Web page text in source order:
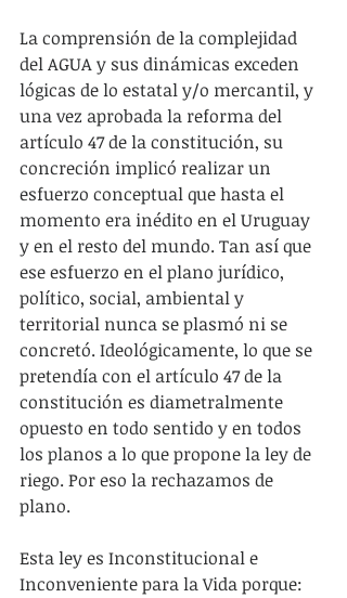
La comprensión de la complejidad
del AGUA y sus dinámicas exceden
lógicas de lo estatal y/o mercantil, y
una vez aprobada la reforma del
artículo 47 de la constitución, su
concreción implicó realizar un
esfuerzo conceptual que hasta el
momento era inédito en el Uruguay
y en el resto del mundo. Tan así que
ese esfuerzo en el plano jurídico,
político, social, ambiental y
territorial nunca se plasmó ni se
concretó. Ideológicamente, lo que se
pretendía con el artículo 47 de la
constitución es diametralmente
opuesto en todo sentido y en todos
los planos a lo que propone la ley de
riego. Por eso la rechazamos de
plano.
Esta ley es Inconstitucional e
Inconveniente para la Vida porque: